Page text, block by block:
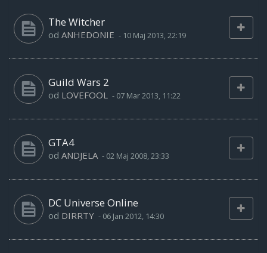
The Witcher
od ANHEDONIE - 10 Maj 2013, 22:19
Guild Wars 2
od LOVEFOOL - 07 Mar 2013, 11:22
GTA4
od ANDJELA - 02 Maj 2008, 23:33
DC Universe Online
od DIRRTY - 06 Jan 2012, 14:30